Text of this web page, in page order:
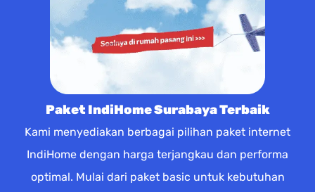
Paket IndiHome Surabaya Terbaik
Kami menyediakan berbagai pilihan paket internet
IndiHome dengan harga terjangkau dan performa
optimal. Mulai dari paket basic untuk kebutuhan